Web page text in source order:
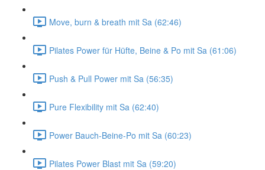
Move, burn & breath mit Sa (62:46)
Pilates Power für Hüfte, Beine & Po mit Sa (61:06)
Push & Pull Power mit Sa (56:35)
Pure Flexibility mit Sa (62:40)
Power Bauch-Beine-Po mit Sa (60:23)
Pilates Power Blast mit Sa (59:20)